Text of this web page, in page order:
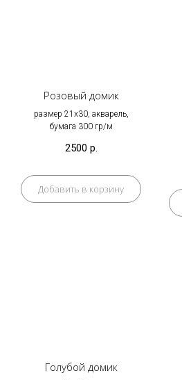
Розовый домик
размер 21х30, акварель,
бумага 300 гр/м
2500 р.
Добавить в корзину
Голубой домик